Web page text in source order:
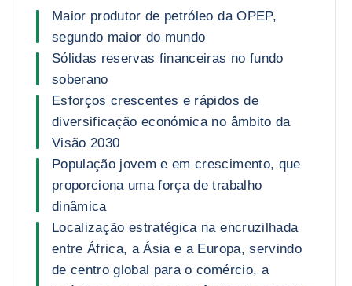
Maior produtor de petróleo da OPEP,
segundo maior do mundo
Sólidas reservas financeiras no fundo
soberano
Esforços crescentes e rápidos de
diversificação económica no âmbito da
Visão 2030
População jovem e em crescimento, que
proporciona uma força de trabalho
dinâmica
Localização estratégica na encruzilhada
entre África, a Ásia e a Europa, servindo
de centro global para o comércio, a